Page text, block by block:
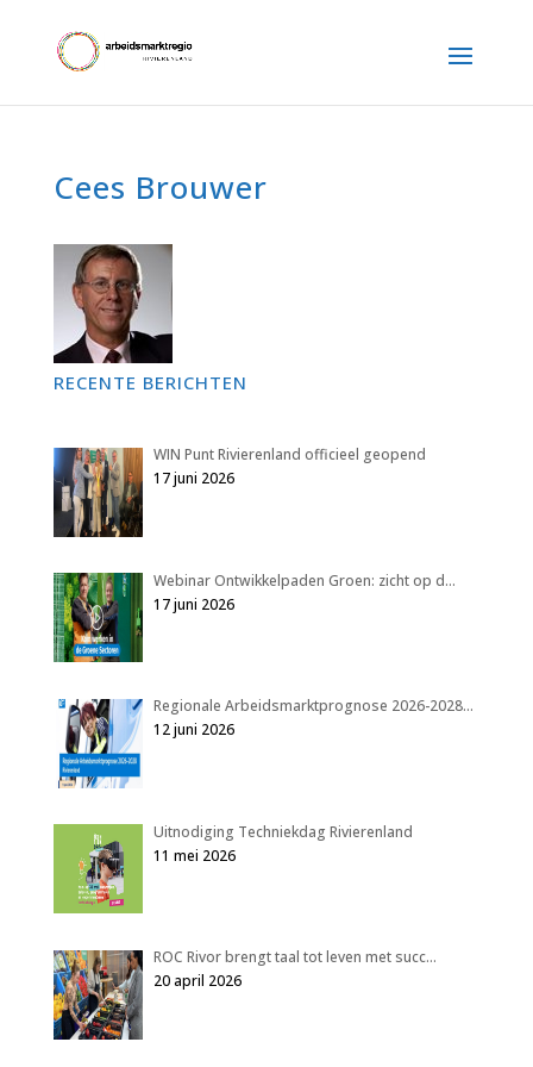
Cees Brouwer
RECENTE BERICHTEN
WIN Punt Rivierenland officieel geopend
17 juni 2026
Webinar Ontwikkelpaden Groen: zicht op d…
17 juni 2026
Regionale Arbeidsmarktprognose 2026-2028…
12 juni 2026
Uitnodiging Techniekdag Rivierenland
11 mei 2026
ROC Rivor brengt taal tot leven met succ…
20 april 2026